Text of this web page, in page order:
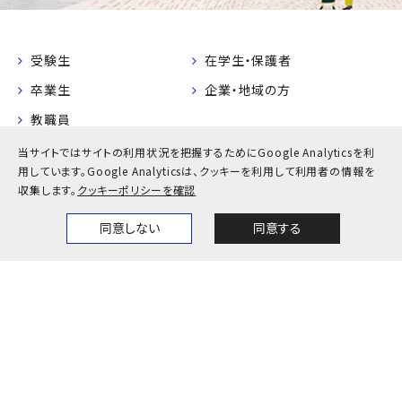
当サイトではサイトの利用状況を把握するためにGoogle Analyticsを利
用しています。Google Analyticsは、クッキーを利用して利用者の情報を
収集します。 クッキーポリシーを確認
同意しない 同意する
News Themes
受験生
在学生・保護者
卒業生
企業・地域の方
教職員
お問い合わせ
アクセス
採用情報
キャンパスカレンダー
神戸大学検定